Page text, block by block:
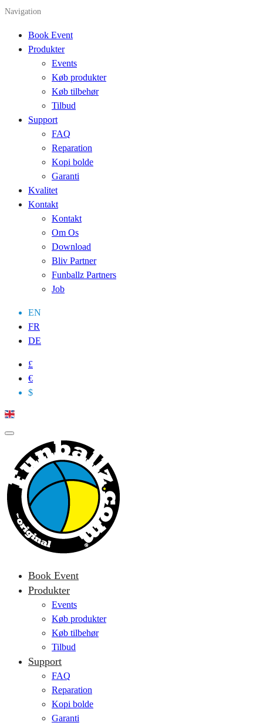
Navigation
Book Event
Produkter
Events
Køb produkter
Køb tilbehør
Tilbud
Support
FAQ
Reparation
Kopi bolde
Garanti
Kvalitet
Kontakt
Kontakt
Om Os
Download
Bliv Partner
Funballz Partners
Job
EN
FR
DE
£
€
$
Book Event
Produkter
Events
Køb produkter
Køb tilbehør
Tilbud
Support
FAQ
Reparation
Kopi bolde
Garanti